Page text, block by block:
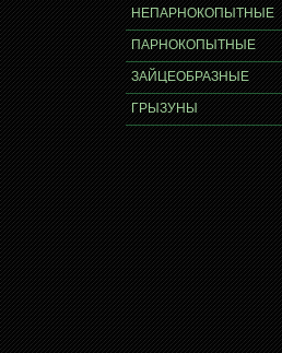
НЕПАРНОКОПЫТНЫЕ
ПАРНОКОПЫТНЫЕ
ЗАЙЦЕОБРАЗНЫЕ
ГРЫЗУНЫ